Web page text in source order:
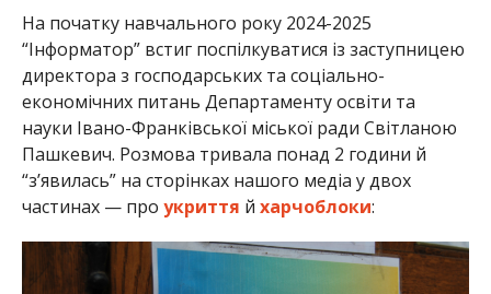
На початку навчального року 2024-2025
“Інформатор” встиг поспілкуватися із заступницею
директора з господарських та соціально-
економічних питань Департаменту освіти та
науки Івано-Франківської міської ради Світланою
Пашкевич. Розмова тривала понад 2 години й
“з’явилась” на сторінках нашого медіа у двох
частинах — про укриття й харчоблоки: